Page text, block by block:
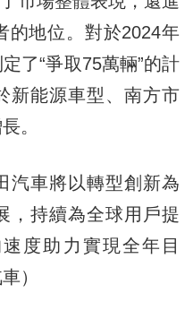
的地位。對於2024年
了“爭取75萬輛”的計
新能源車型、南方市
。
車將以轉型創新為
，持續為全球用戶提
度助力實現全年目
）